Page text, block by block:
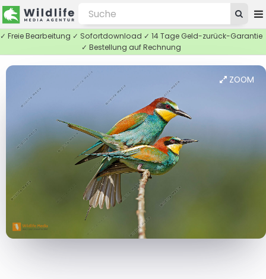
✓ Freie Bearbeitung ✓ Sofortdownload ✓ 14 Tage Geld-zurück-Garantie
✓ Bestellung auf Rechnung
ZOOM